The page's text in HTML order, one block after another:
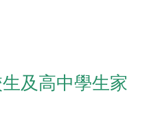
及高中學生家